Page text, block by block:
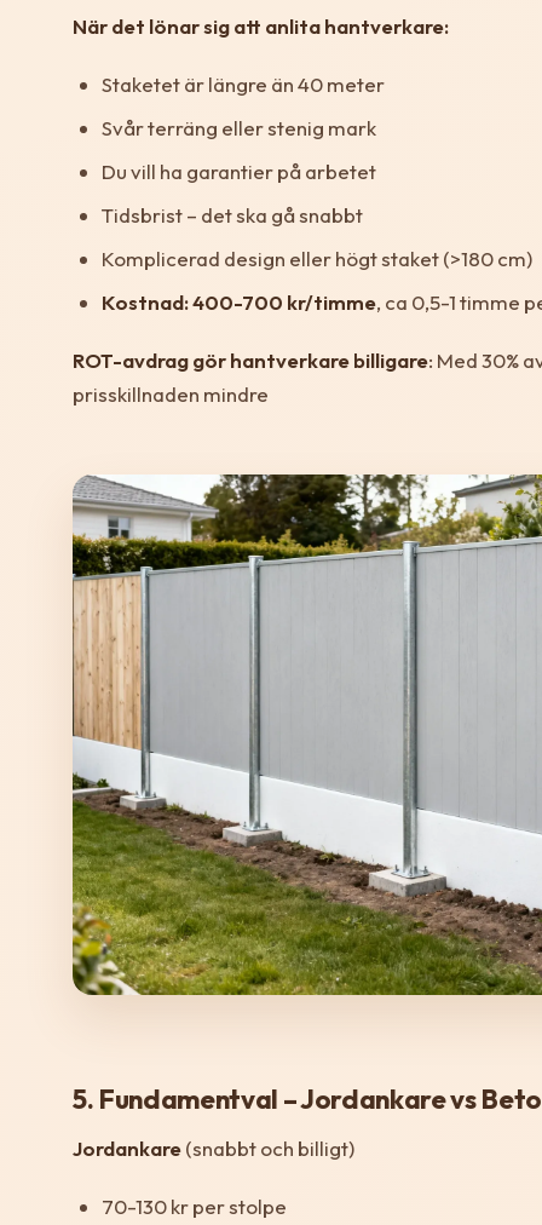
När det lönar sig att anlita hantverkare:
Staketet är längre än 40 meter
Svår terräng eller stenig mark
Du vill ha garantier på arbetet
Tidsbrist – det ska gå snabbt
Komplicerad design eller högt staket (>180 cm)
Kostnad: 400-700 kr/timme, ca 0,5-1 timme
ROT-avdrag gör hantverkare billigare: Med 30%
prisskillnaden mindre
5. Fundamentval – Jordankare vs
Jordankare(snabbt och billigt)
70-130 kr per stolpe